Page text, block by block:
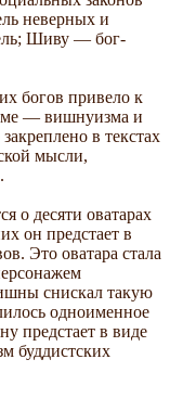
неверных и
Шиву — бог-
богов привело к
— вишнуизма и
в текстах
мысли,
о десяти оватарах
он предстает в
Это оватара стала
снискал такую
одноименное
предстает в виде
буддистских